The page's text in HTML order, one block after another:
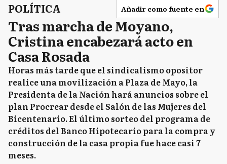
POLÍTICA Añadir como fuente en
Tras marcha de Moyano,
Cristina encabezará acto en
Casa Rosada
Horas más tarde que el sindicalismo opositor
realice una movilización a Plaza de Mayo, la
Presidenta de la Nación hará anuncios sobre el
plan Procrear desde el Salón de las Mujeres del
Bicentenario. El último sorteo del programa de
créditos del Banco Hipotecario para la compra y
construcción de la casa propia fue hace casi 7
meses.